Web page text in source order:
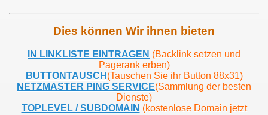
Dies können Wir ihnen bieten
IN LINKLISTE EINTRAGEN (Backlink setzen und
Pagerank erben)
BUTTONTAUSCH (Tauschen Sie ihr Button 88x31)
NETZMASTER PING SERVICE(Sammlung der besten
Dienste)
TOPLEVEL / SUBDOMAIN (kostenlose Domain jetzt